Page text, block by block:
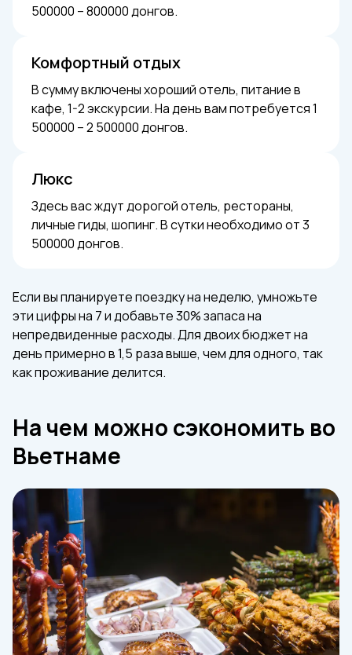
500000 – 800000 донгов.
Комфортный отдых
В сумму включены хороший отель, питание в
кафе, 1-2 экскурсии. На день вам потребуется 1
500000 – 2 500000 донгов.
Люкс
Здесь вас ждут дорогой отель, рестораны,
личные гиды, шопинг. В сутки необходимо от 3
500000 донгов.
Если вы планируете поездку на неделю, умножьте
эти цифры на 7 и добавьте 30% запаса на
непредвиденные расходы. Для двоих бюджет на
день примерно в 1,5 раза выше, чем для одного, так
как проживание делится.
На чем можно сэкономить во
Вьетнаме